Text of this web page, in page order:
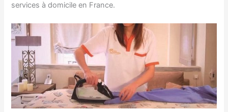
services à domicile en France.